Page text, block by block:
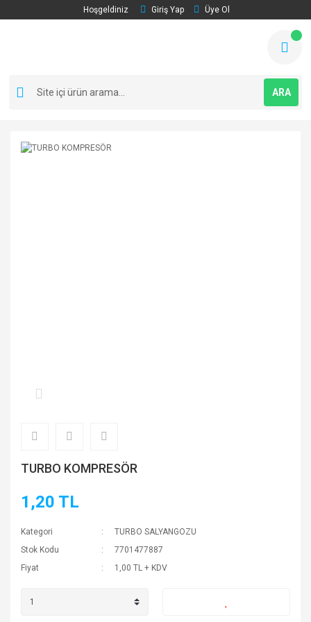
Hoşgeldiniz Giriş Yap Üye Ol
ARA
TURBO KOMPRESÖR
1,20 TL
Kategori
TURBO SALYANGOZU
Stok Kodu
7701477887
Fiyat
1,00 TL + KDV